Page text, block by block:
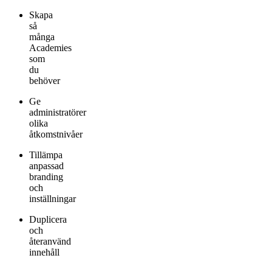
Skapa
så
många
Academies
som
du
behöver
Ge
administratörer
olika
åtkomstnivåer
Tillämpa
anpassad
branding
och
inställningar
Duplicera
och
återanvänd
innehåll